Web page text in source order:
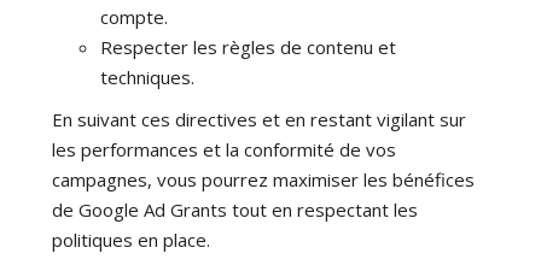
compte.
Respecter les règles de contenu et
techniques.
En suivant ces directives et en restant vigilant sur
les performances et la conformité de vos
campagnes, vous pourrez maximiser les bénéfices
de Google Ad Grants tout en respectant les
politiques en place.